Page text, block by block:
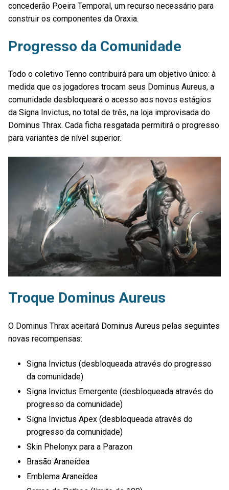
concederão Poeira Temporal, um recurso necessário para
construir os componentes da Oraxia.
Progresso da Comunidade
Todo o coletivo Tenno contribuirá para um objetivo único: à
medida que os jogadores trocam seus Dominus Aureus, a
comunidade desbloqueará o acesso aos novos estágios
da Signa Invictus, no total de três, na loja improvisada do
Dominus Thrax. Cada ficha resgatada permitirá o progresso
para variantes de nível superior.
Troque Dominus Aureus
O Dominus Thrax aceitará Dominus Aureus pelas seguintes
novas recompensas:
Signa Invictus (desbloqueada através do progresso
da comunidade)
Signa Invictus Emergente (desbloqueada através do
progresso da comunidade)
Signa Invictus Apex (desbloqueada através do
progresso da comunidade)
Skin Phelonyx para a Parazon
Brasão Araneídea
Emblema Araneídea